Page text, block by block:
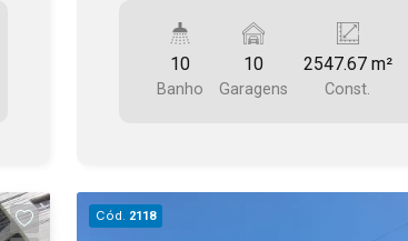
quem busca uma ponto exclusivo e de
altíssimo padrão ou uma sede
corporativa imponente (clínicas,
amplos, bem distribuídos e com
excelente iluminação natural. Várias
10
Banho
10
Garagens
2547.67 m²
Const.
Cód. 2118